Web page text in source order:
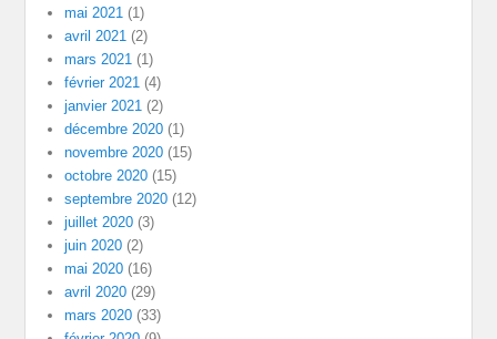
mai 2021 (1)
avril 2021 (2)
mars 2021 (1)
février 2021 (4)
janvier 2021 (2)
décembre 2020 (1)
novembre 2020 (15)
octobre 2020 (15)
septembre 2020 (12)
juillet 2020 (3)
juin 2020 (2)
mai 2020 (16)
avril 2020 (29)
mars 2020 (33)